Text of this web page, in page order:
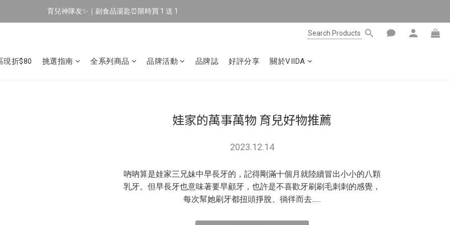
🔥 新會員專屬｜首購現折 $100！🔥
育兒神隊友✨｜副食品湯匙⏰限時買 1 送 1
現折$80 挑選指南 全系列商品 品牌活動 品牌誌 好評分享 關於VIIDA
娃家的萬事萬物 育兒好物推薦
2023.12.14
吶吶算是娃家三兄妹中早長牙的，記得剛滿十個月就陸續冒出小小的八顆
乳牙。但早長牙也意味著要早顧牙，也許是不喜歡牙刷刷毛刺刺的感覺，
每次幫她刷牙都扭頭掙脫、徜徉而去......